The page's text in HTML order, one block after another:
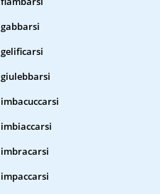
gabbarsi
gelificarsi
giulebbarsi
imbacuccarsi
imbiaccarsi
imbracarsi
impaccarsi